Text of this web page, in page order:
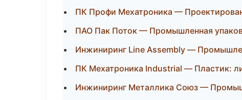
ПК Профи Мехатроника —
ПАО Пак Поток — Промышленная
Инжиниринг Line Assembly —
ПК Мехатроника Industrial — Пластик:
Инжиниринг Металлика Союз —